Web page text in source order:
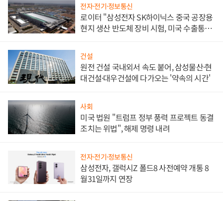
전자·전기·정보통신
로이터 "삼성전자 SK하이닉스 중국 공장용
현지 생산 반도체 장비 시험, 미국 수출통제
건설
원전 건설 국내외서 속도 붙어, 삼성물산·현
대건설·대우건설에 다가오는 '약속의 시간'
사회
미국 법원 "트럼프 정부 풍력 프로젝트 동결
조치는 위법", 해제 명령 내려
전자·전기·정보통신
삼성전자, 갤럭시Z 폴드8 사전예약 개통 8
월31일까지 연장